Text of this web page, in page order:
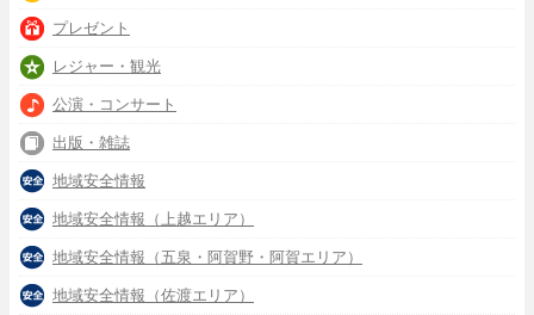
プレゼント
レジャー・観光
公演・コンサート
出版・雑誌
地域安全情報
地域安全情報（上越エリア）
地域安全情報（五泉・阿賀野・阿賀エリア）
地域安全情報（佐渡エリア）